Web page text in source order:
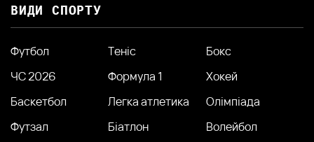
ВИДИ СПОРТУ
Футбол Теніс
Бокс
ЧС 2026
Формула 1
Хокей
Баскетбол
Легка атлетика
Олімпіада
Футзал
Біатлон
Волейбол